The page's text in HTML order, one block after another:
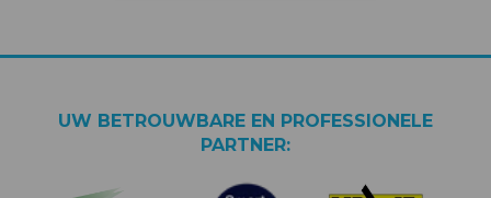
UW BETROUWBARE EN PROFESSIONELE
PARTNER: